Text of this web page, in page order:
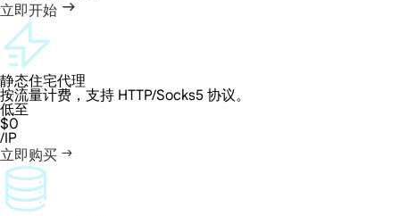
立即开始
静态住宅代理
按流量计费，支持 HTTP/Socks5 协议。
低至
$0
/IP
立即购买